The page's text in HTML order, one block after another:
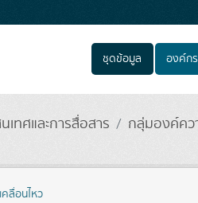
ชุดข้อมูล องค์กร
เทศและการสื่อสาร
กลุ่มองค์คว
คลื่อนไหว